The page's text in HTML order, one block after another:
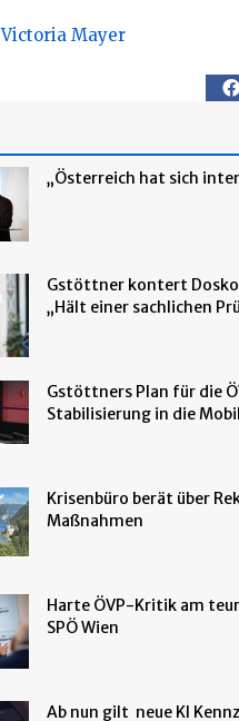
Victoria Mayer
„Österreich hat sich
Gstöttner kontert
„Hält einer sachlichen
Gstöttners Plan für die
Stabilisierung in die
Krisenbüro berät über
Maßnahmen
Harte ÖVP-Kritik am
SPÖ Wien
Ab nun gilt neue KI